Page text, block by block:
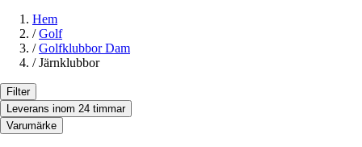
Hem
/ Golf
/ Golfklubbor Dam
/ Järnklubbor
Filter
Leverans inom 24 timmar
Varumärke